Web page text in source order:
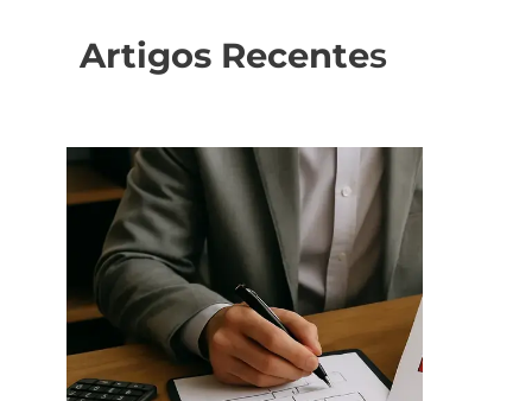
Artigos Recentes